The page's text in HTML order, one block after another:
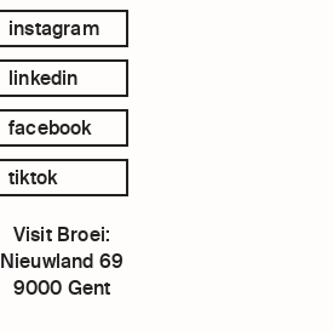
instagram
linkedin
facebook
tiktok
Visit Broei:
Nieuwland 69
9000 Gent